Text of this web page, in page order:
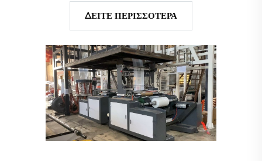
ΔΕΙΤΕ ΠΕΡΙΣΣΟΤΕΡΑ